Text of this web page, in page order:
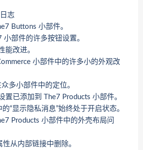
志
Buttons 小部件。
小部件的许多按钮设置。
能改进。
小部件中的许多小的外观改
多小部件中的定位。
置已添加到 The7 Products 小部件。
“显示隐私消息”始终处于开启状态。
Products 小部件中的外壳布局问
从内部链接中删除。